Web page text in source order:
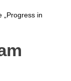
„Progress in